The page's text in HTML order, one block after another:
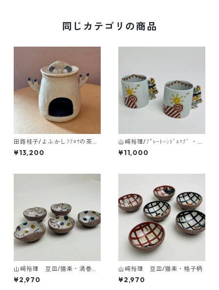
同じカテゴリの商品
田路桂子/よふかしﾌｸﾛｳの茶香
炉
¥13,200
山﨑裕理/ﾌﾟﾚｰﾄﾊﾝﾄﾞﾙﾏｸﾞ ・ﾌﾞ
ﾚｰﾒﾝの音楽隊
¥11,000
山﨑裕理 豆皿/猫楽・渦巻き
ドット柄
¥2,970
山﨑裕理 豆皿/猫楽・格子柄
¥2,970